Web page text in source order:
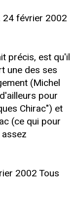
24 février 2002
précis, est qu'il
une des ses
(Michel
pour
Chirac") et
(ce qui pour
2002 Tous